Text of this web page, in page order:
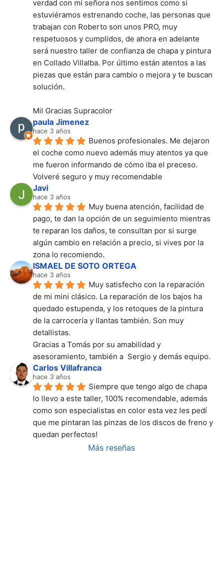
verdad con mi señora nos sentimos como si
estuviéramos estrenando coche, las personas que
trabajan con Roberto son unos PRO, muy
respetuosos y cumplidos, de ahora en adelante
será nuestro taller de confianza de chapa y pintura
en Collado Villalba. Por último están atentos a las
piezas que están para cambio o mejora y te buscan
solución.
Mil Gracias Supracolor
paula Jimenez
hace 3 años
Buenos profesionales. Me dejaron
el coche como nuevo además muy atentos ya que
me fueron informando de cómo iba el preceso.
Volveré seguro y muy recomendable
Javi
hace 3 años
Muy buena atención, facilidad de
pago, te dan la opción de un seguimiento mientras
te reparan los daños, te consultan por si surge
algún cambio en relación a precio, si vives por la
zona lo recomiendo.
ISMAEL DE SOTO ORTEGA
hace 3 años
Muy satisfecho con la reparación
de mi mini clásico. La reparación de los bajos ha
quedado estupenda, y los retoques de la pintura
de la carrocería y llantas también. Son muy
detallistas.
Gracias a Tomás por su amabilidad y
asesoramiento, también a  Sergio y demás equipo.
Carlos Villafranca
hace 3 años
Siempre que tengo algo de chapa
lo llevo a este taller, 100% recomendable, además
como son especialistas en color esta vez les pedí
que me pintaran las pinzas de los discos de freno y
quedan perfectos!
Más reseñas